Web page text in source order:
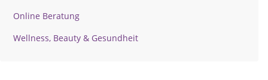
Online Beratung
Wellness, Beauty & Gesundheit